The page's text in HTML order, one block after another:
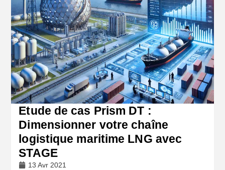
Etude de cas Prism DT :
Dimensionner votre chaîne
logistique maritime LNG avec
STAGE
13 Avr 2021